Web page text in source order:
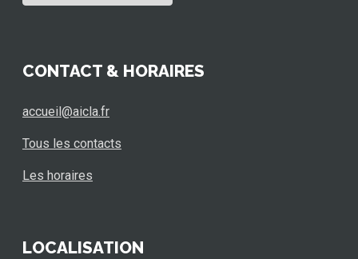
CONTACT & HORAIRES
accueil@aicla.fr
Tous les contacts
Les horaires
LOCALISATION